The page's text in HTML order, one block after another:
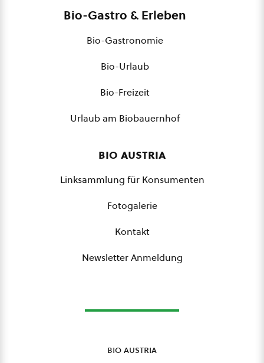
Bio-Gastro & Erleben
Bio-Gastronomie
Bio-Urlaub
Bio-Freizeit
Urlaub am Biobauernhof
bio austria
Linksammlung für Konsumenten
Fotogalerie
Kontakt
Newsletter Anmeldung
bio austria